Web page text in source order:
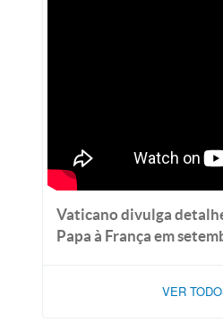
Vaticano divulga
Papa à França em
VER